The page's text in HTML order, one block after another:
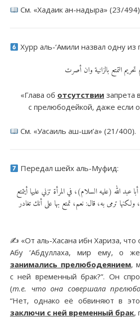
См. «Хадаик ан-надыра» (23/
Хурр аль-‘Амили назвал одну из
التمتع بالزانية وان أصرت
«Глава об отсутствии запрета
с прелюбодейкой, даже если
См. «Уасаиль аш-ши’а» (21/400).
Передал шейх аль-Муфид:
الله (عليه السلام)، في المرأة تزني عليها أيتمتع
ترمى به، قال: نعم، تمتع بها على أنك تغادر
✍️ «От аль-Хасана ибн Хариза, что
Абу ’Абдуллаха, мир ему, о
занимались прелюбодеянием,
с ней временный брак?”. Он
(т.е. что она совершала
“Нет, однако её обвиняют в
заключи с ней временный брак,